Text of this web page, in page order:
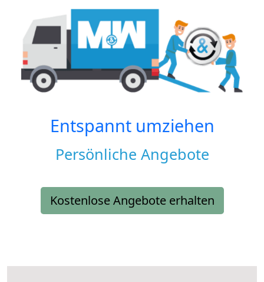
Entspannt umziehen
Persönliche Angebote
Kostenlose Angebote erhalten